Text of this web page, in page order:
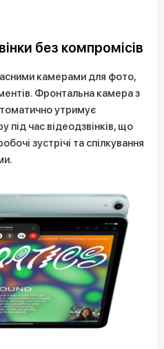
без компромісів
камерами для фото,
Фронтальна камера з
утримує
під час відеодзвінків, що
зустрічі та спілкування